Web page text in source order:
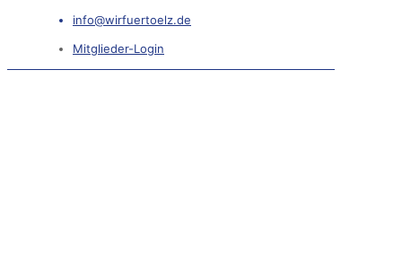
info@wirfuertoelz.de
Mitglieder-Login